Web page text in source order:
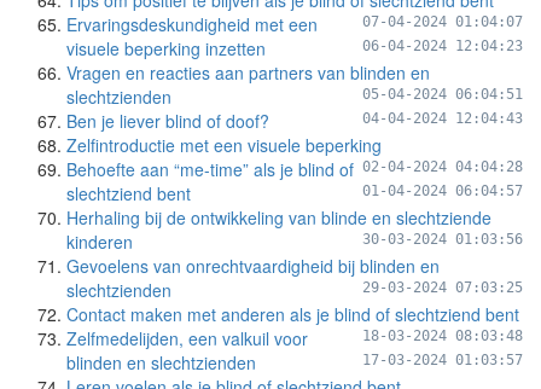
07-04-2024 01:04:07
Ervaringsdeskundigheid met een
visuele beperking inzetten
06-04-2024 12:04:23
Vragen en reacties aan partners van blinden en
slechtzienden
05-04-2024 06:04:51
Ben je liever blind of doof? 04-04-2024 12:04:43
Zelfintroductie met een visuele beperking
02-04-2024 04:04:28
Behoefte aan “me-time” als je blind of
slechtziend bent
01-04-2024 06:04:57
Herhaling bij de ontwikkeling van blinde en slechtziende
kinderen
30-03-2024 01:03:56
Gevoelens van onrechtvaardigheid bij blinden en
slechtzienden
29-03-2024 07:03:25
Contact maken met anderen als je blind of slechtziend bent
18-03-2024 08:03:48
Zelfmedelijden, een valkuil voor
blinden en slechtzienden
17-03-2024 01:03:57